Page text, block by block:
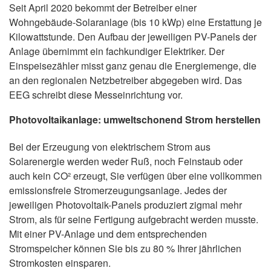
Seit April 2020 bekommt der Betreiber einer
Wohngebäude-Solaranlage (bis 10 kWp) eine Erstattung je
Kilowattstunde. Den Aufbau der jeweiligen PV-Panels der
Anlage übernimmt ein fachkundiger Elektriker. Der
Einspeisezähler misst ganz genau die Energiemenge, die
an den regionalen Netzbetreiber abgegeben wird. Das
EEG schreibt diese Messeinrichtung vor.
Photovoltaikanlage: umweltschonend Strom herstellen
Bei der Erzeugung von elektrischem Strom aus
Solarenergie werden weder Ruß, noch Feinstaub oder
auch kein CO² erzeugt, Sie verfügen über eine vollkommen
emissionsfreie Stromerzeugungsanlage. Jedes der
jeweiligen Photovoltaik-Panels produziert zigmal mehr
Strom, als für seine Fertigung aufgebracht werden musste.
Mit einer PV-Anlage und dem entsprechenden
Stromspeicher können Sie bis zu 80 % Ihrer jährlichen
Stromkosten einsparen.